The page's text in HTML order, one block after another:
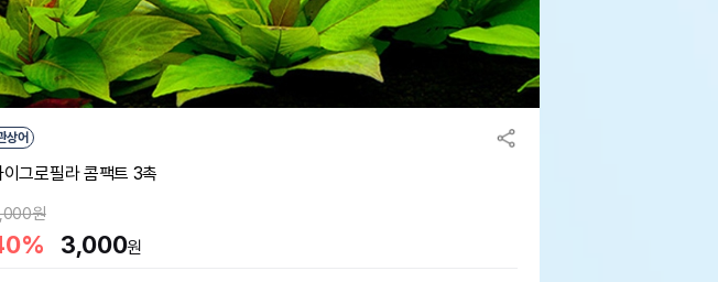
상어
이그로필라 콤팩트 3촉
원
3,000원